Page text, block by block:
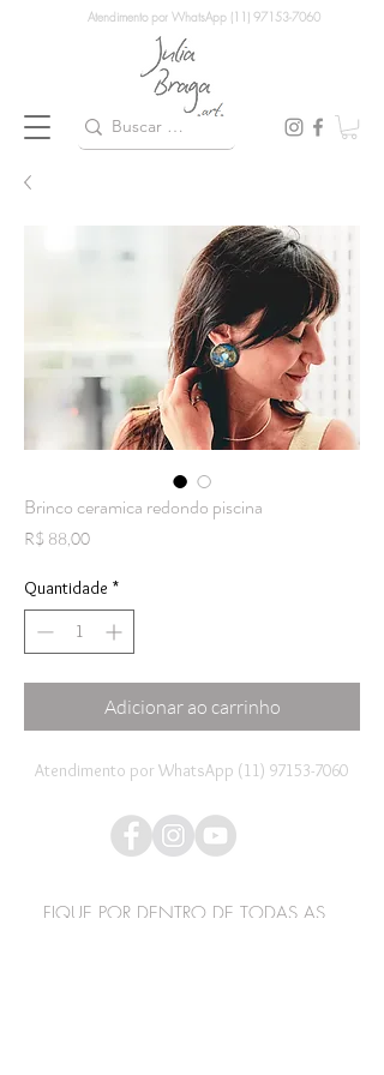
Atendimento por WhatsApp (11) 97153-7060
Brinco ceramica redondo piscina
R$ 88,00Preço
Quantidade *
Adicionar ao carrinho
Atendimento por WhatsApp (11) 97153-7060
FIQUE POR DENTRO DE TODAS AS